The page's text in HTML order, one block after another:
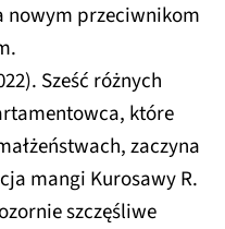
nowym przeciwnikom
Sześć różnych
które
zaczyna
mangi Kurosawy R.
szczęśliwe